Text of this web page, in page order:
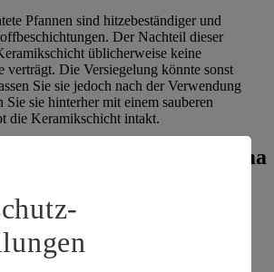
Pfannen sind hitzebeständiger und
Der Nachteil dieser
üblicherweise keine
verträgt. Die Versiegelung könnte sonst
Sie sie jedoch nach der Verwendung
sie hinterher mit einem sauberen
die Keramikschicht intakt.
Tipps & Tricks zum Thema
Kategorie: Haushalt